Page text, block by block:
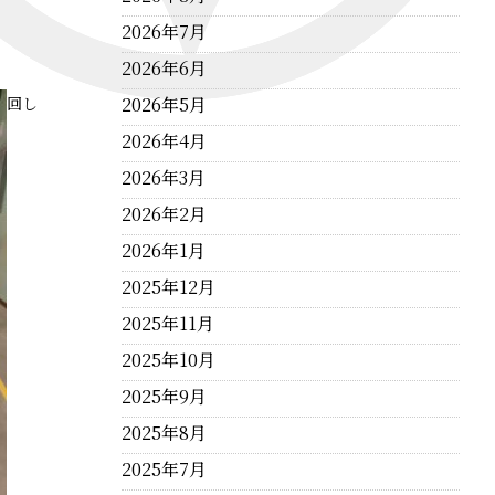
回し
2026年7月
2026年6月
2026年5月
2026年4月
2026年3月
2026年2月
2026年1月
2025年12月
2025年11月
2025年10月
2025年9月
2025年8月
2025年7月